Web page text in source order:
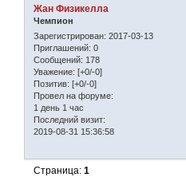
Жан Физикелла
Чемпион
Зарегистрирован: 2017-03-13
Приглашений: 0
Сообщений: 178
Уважение: [+0/-0]
Позитив: [+0/-0]
Провел на форуме:
1 день 1 час
Последний визит:
2019-08-31 15:36:58
Страница:1